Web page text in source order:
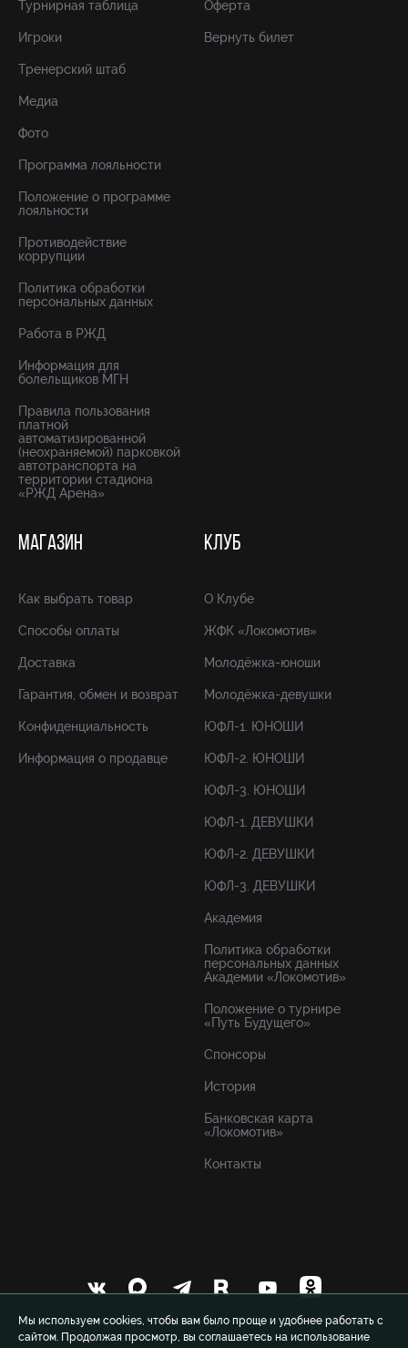
Мы используем cookies, чтобы вам было проще и удобнее работать с
сайтом. Продолжая просмотр, вы соглашаетесь на использование
Турнирная таблица
Игроки
Тренерский штаб
Медиа
Фото
Программа лояльности
Положение о программе
лояльности
Противодействие
коррупции
Политика обработки
персональных данных
Работа в РЖД
Информация для
болельщиков МГН
Правила пользования
платной
автоматизированной
(неохраняемой) парковкой
автотранспорта на
территории стадиона
«РЖД Арена»
Оферта
Вернуть билет
МАГАЗИН
Как выбрать товар
Способы оплаты
Доставка
Гарантия, обмен и возврат
Конфиденциальность
Информация о продавце
КЛУБ
О Клубе
ЖФК «Локомотив»
Молодёжка-юноши
Молодёжка-девушки
ЮФЛ-1. ЮНОШИ
ЮФЛ-2. ЮНОШИ
ЮФЛ-3. ЮНОШИ
ЮФЛ-1. ДЕВУШКИ
ЮФЛ-2. ДЕВУШКИ
ЮФЛ-3. ДЕВУШКИ
Академия
Политика обработки
персональных данных
Академии «Локомотив»
Положение о турнире
«Путь Будущего»
Спонсоры
История
Банковская карта
«Локомотив»
Контакты